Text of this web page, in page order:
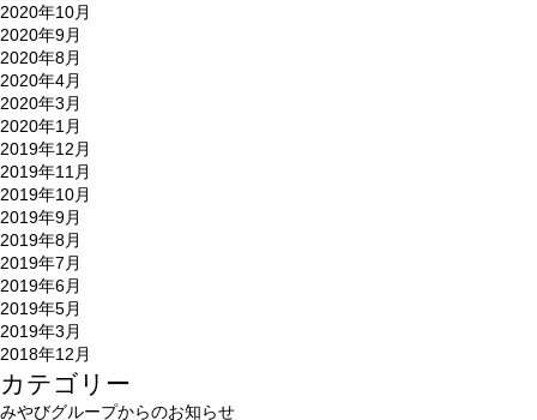
2020年10月
2020年9月
2020年8月
2020年4月
2020年3月
2020年1月
2019年12月
2019年11月
2019年10月
2019年9月
2019年8月
2019年7月
2019年6月
2019年5月
2019年3月
2018年12月
カテゴリー
みやびグループからのお知らせ